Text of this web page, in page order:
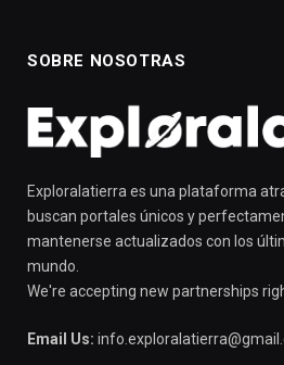
SOBRE NOSOTRAS
Exploralatierra es una plataforma
buscan portales únicos y
mantenerse actualizados con los
mundo.
We're accepting new partnerships
Email Us: